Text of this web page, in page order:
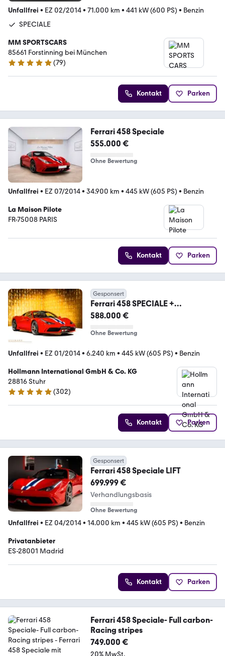
Unfallfrei • EZ 02/2014• 71.000 km • 441 kW (600 PS) • Benzin
SPECIALE
MM SPORTSCARS
85661 Forstinning bei München
5 Sterne
(79)
Kontakt Parken
Ferrari 458 Speciale
555.000 €
Ohne Bewertung
Unfallfrei • EZ 07/2014• 34.900 km • 445 kW (605 PS) • Benzin
La Maison Pilote
FR-75008 PARIS
Kontakt Parken
Gesponsert
Ferrari 458 SPECIALE +
ALCANTARA + STOCK
588.000 €
Ohne Bewertung
Unfallfrei • EZ 01/2014• 6.240 km • 445 kW (605 PS) • Benzin
Hollmann International GmbH & Co. KG
28816 Stuhr
4.9 Sterne
(302)
Kontakt Parken
Gesponsert
Ferrari 458 Speciale LIFT
699.999 €
Verhandlungsbasis
Ohne Bewertung
Unfallfrei • EZ 04/2014• 14.000 km • 445 kW (605 PS) • Benzin
Privatanbieter
ES-28001 Madrid
Kontakt Parken
Ferrari 458 Speciale- Full carbon-
Racing stripes
749.000 €
20% MwSt.